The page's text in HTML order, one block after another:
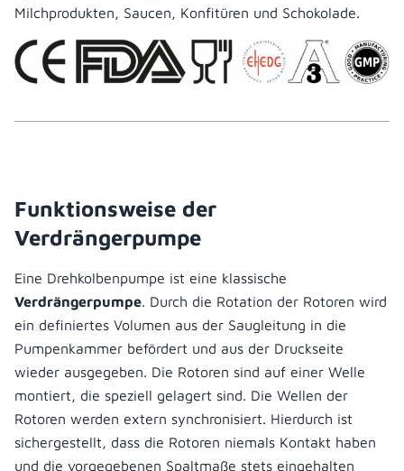
Milchprodukten, Saucen, Konfitüren und Schokolade.
Funktionsweise der
Verdrängerpumpe
Eine Drehkolbenpumpe ist eine klassische
Verdrängerpumpe. Durch die Rotation der Rotoren wird
ein definiertes Volumen aus der Saugleitung in die
Pumpenkammer befördert und aus der Druckseite
wieder ausgegeben. Die Rotoren sind auf einer Welle
montiert, die speziell gelagert sind. Die Wellen der
Rotoren werden extern synchronisiert. Hierdurch ist
sichergestellt, dass die Rotoren niemals Kontakt haben
und die vorgegebenen Spaltmaße stets eingehalten